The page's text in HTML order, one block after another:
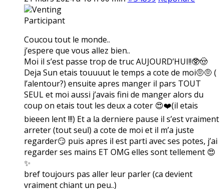
Venting
Participant
Coucou tout le monde..
j’espere que vous allez bien..
Moi il s’est passe trop de truc AUJOURD’HUI!!🥸🤠
Deja Sun etais touuuut le temps a cote de moi🤨🤨 (
l’alentour?) ensuite apres manger il pars TOUT
SEUL et moi aussi j’avais fini de manger alors du
coup on etais tout les deux a coter 😍❤️(il etais
bieeen lent !!!) Et a la derniere pause il s’est vraiment
arreter (tout seul) a cote de moi et il m’a juste
regarder😏 puis apres il est parti avec ses potes, j’ai
regarder ses mains ET OMG elles sont tellement 😍
✨
bref toujours pas aller leur parler (ca devient
vraiment chiant un peu..)